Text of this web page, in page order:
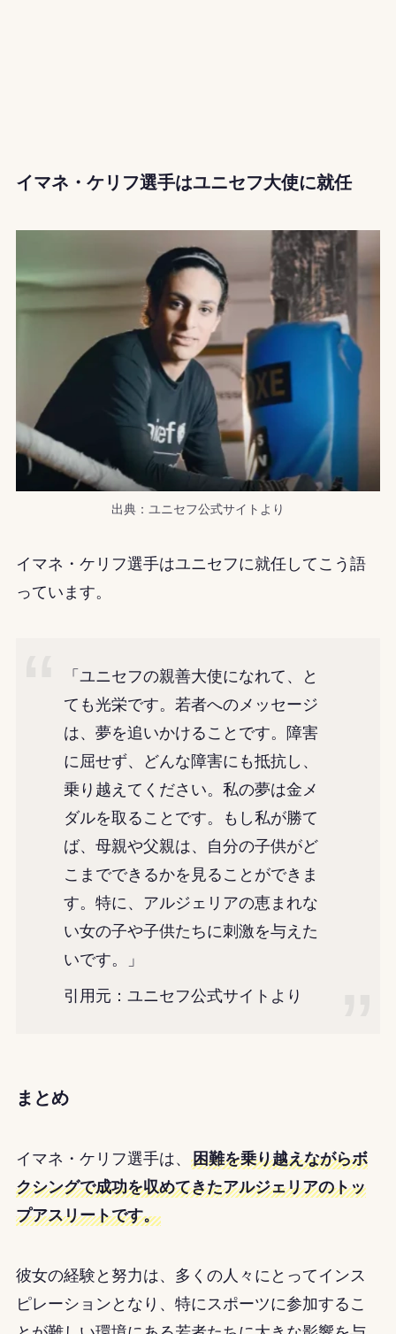
イマネ・ケリフ選手はユニセフ大使に就任
出典：ユニセフ公式サイトより
イマネ・ケリフ選手はユニセフに就任してこう語
っています。
「ユニセフの親善大使になれて、と
ても光栄です。若者へのメッセージ
は、夢を追いかけることです。障害
に屈せず、どんな障害にも抵抗し、
乗り越えてください。私の夢は金メ
ダルを取ることです。もし私が勝て
ば、母親や父親は、自分の子供がど
こまでできるかを見ることができま
す。特に、アルジェリアの恵まれな
い女の子や子供たちに刺激を与えた
いです。」
引用元：ユニセフ公式サイトより
まとめ
イマネ・ケリフ選手は、 困難を乗り越えながらボ
クシングで成功を収めてきたアルジェリアのトッ
プアスリートです。
彼女の経験と努力は、多くの人々にとってインス
ピレーションとなり、特にスポーツに参加するこ